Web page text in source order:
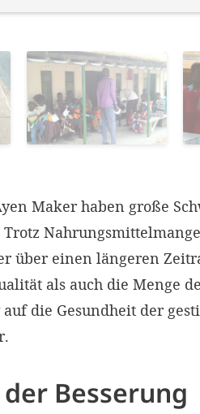
Maker haben große
über einen längeren
als auch die Menge
die Gesundheit der
Besserung